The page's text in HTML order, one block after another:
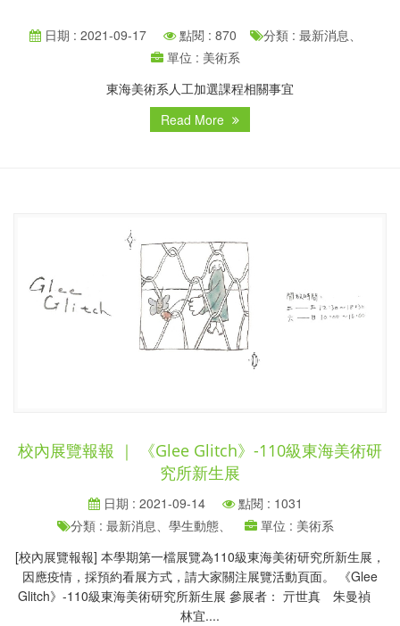
日期 : 2021-09-17 點閱 : 870
分類 : 最新消息、
單位 : 美術系
東海美術系人工加選課程相關事宜
Read More
校內展覽報報 ｜ 《Glee Glitch》-110級東海美術研
究所新生展
日期 : 2021-09-14
點閱 : 1031
分類 : 最新消息、學生動態、
單位 : 美術系
[校內展覽報報] 本學期第一檔展覽為110級東海美術研究所新生展，
因應疫情，採預約看展方式，請大家關注展覽活動頁面。 《Glee
Glitch》-110級東海美術研究所新生展 參展者： 亓世真 朱曼禎
林宜....